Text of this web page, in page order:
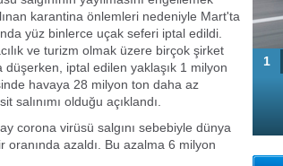
karantina önlemleri nedeniyle Mart'ta
yüz binlerce uçak seferi iptal edildi.
ve turizm olmak üzere birçok şirket
düşerken, iptal edilen yaklaşık 1 milyon
havaya 28 milyon ton daha az
salınımı olduğu açıklandı.
corona virüsü salgını sebebiyle dünya
azaldı. Bu azalma 6 milyon
1